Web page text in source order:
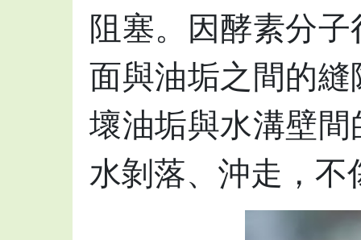
阻塞。因酵素分
面與油垢之間的
壞油垢與水溝壁
水剝落、沖走，不